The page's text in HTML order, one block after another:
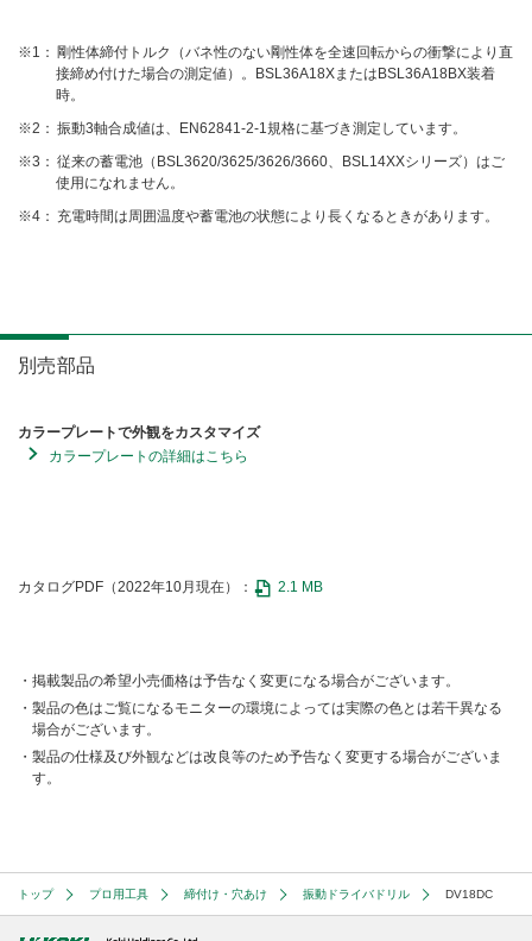
剛性体締付トルク（バネ性のない剛性体を全速回転からの衝撃により直
接締め付けた場合の測定値）。BSL36A18XまたはBSL36A18BX装着
時。
振動3軸合成値は、EN62841-2-1規格に基づき測定しています。
従来の蓄電池（BSL3620/3625/3626/3660、BSL14XXシリーズ）はご
使用になれません。
充電時間は周囲温度や蓄電池の状態により長くなるときがあります。
別売部品
カラープレートで外観をカスタマイズ
カラープレートの詳細はこちら
カタログPDF（2022年10月現在）： 2.1 MB
掲載製品の希望小売価格は予告なく変更になる場合がございます。
製品の色はご覧になるモニターの環境によっては実際の色とは若干異なる
場合がございます。
製品の仕様及び外観などは改良等のため予告なく変更する場合がございま
す。
トップ プロ用工具 締付け・穴あけ 振動ドライバドリル DV18DC